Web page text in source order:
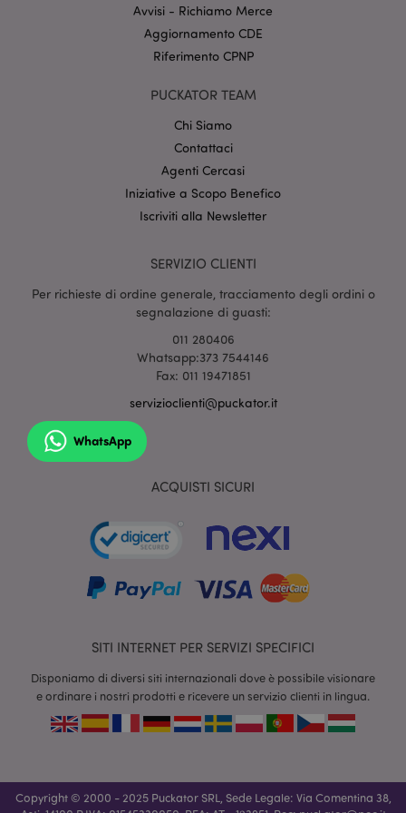
Avvisi - Richiamo Merce
Aggiornamento CDE
Riferimento CPNP
PUCKATOR TEAM
Chi Siamo
Contattaci
Agenti Cercasi
Iniziative a Scopo Benefico
Iscriviti alla Newsletter
SERVIZIO CLIENTI
Per richieste di ordine generale, tracciamento degli ordini o
segnalazione di guasti:
011 280406
Whatsapp:373 7544146
Fax: 011 19471851
servizioclienti@puckator.it
WhatsApp
ACQUISTI SICURI
SITI INTERNET PER SERVIZI SPECIFICI
Disponiamo di diversi siti internazionali dove è possibile visionare
e ordinare i nostri prodotti e ricevere un servizio clienti in lingua.
Copyright © 2000 - 2025 Puckator SRL, Sede Legale: Via Comentina 38,
CookieScriptConsent
recently_viewed_product
mage-cache-sessid
section_data_ids
Adobe Inc.
www.puckator.it
l"Informativa sulla privacy di Google